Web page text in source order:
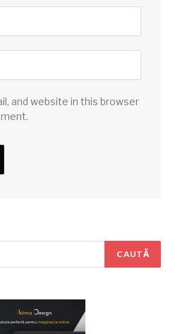
and website in this browser